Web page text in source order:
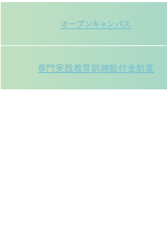
オープンキャンパス
専門実践教育訓練給付金制度